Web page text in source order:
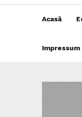
Acasă
Impressum